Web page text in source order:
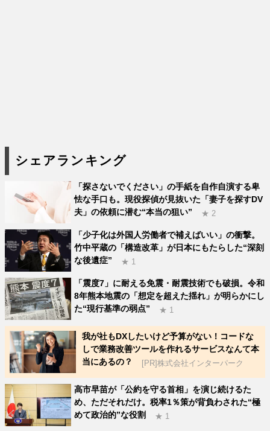
シェアランキング
「探さないでください」の手紙を自作自演する卑
怯な手口も。現役探偵が見抜いた「妻子を探すDV
夫」の依頼に潜む“本当の狙い”
★ 2
「少子化は外国人労働者で補えばいい」の衝撃。
竹中平蔵の「構造改革」が日本にもたらした“深刻
な後遺症”
★ 1
「震度7」に耐える免震・耐震技術でも破損。令和
8年熊本地震の「想定を超えた揺れ」が明らかにし
た“現行基準の弱点”
★ 1
我が社もDXしたいけど予算がない！コードな
しで業務改善ツールを作れるサービスなんて本
当にあるの？
[PR]株式会社インターパーク
高市早苗が「公約を守る首相」を演じ続けるた
め、ただそれだけ。税率1％策が背負わされた“極
めて政治的”な役割
★ 1